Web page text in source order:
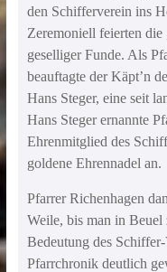
den Schifferverein ins
Zeremoniell feierten die
geselliger Funde. Als
beauftagte der Käpt’n
Hans Steger, eine seit
Hans Steger ernannte
Ehrenmitglied des
goldene Ehrennadel an.
Pfarrer Richenhagen
Weile, bis man in Beuel
Bedeutung des
Pfarrchronik deutlich